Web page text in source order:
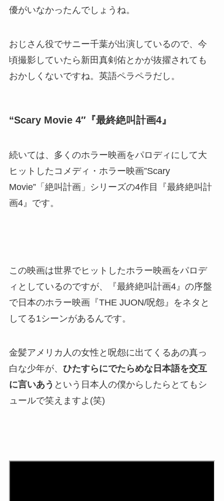
優がいなかったんでしょうね。
おじさん役でサニー千葉が出演しているので、今
頃撮影していたら新田真剣佑とかが抜擢されても
おかしくないですね。英語ペラペラだし。
“Scary Movie 4″『最終絶叫計画4』
続いては、多くのホラー映画をパロディにして大
ヒットしたコメディ・ホラー映画”Scary
Movie”「絶叫計画」シリーズの4作目『最終絶叫計
画4』です。
この映画は世界でヒットしたホラー映画をパロデ
ィとしているのですが、『最終絶叫計画4』の序盤
で日本のホラー映画『THE JUON/呪怨』をネタと
してる1シーンがあるんです。
金髪アメリカ人の女性と呪怨に出てくるあの真っ
白な少年が、 ひたすらにでたらめな日本語を交互
に言いあう という日本人の僕からしたらとてもシ
ュールで笑えますよ(笑)